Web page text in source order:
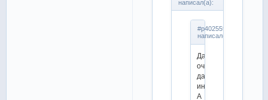
написал(а):
#p4025590,katerinovna
написал(а):
Да,
очень
даже
интересный.
А